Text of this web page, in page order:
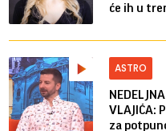
će ih u
ASTRO
VLAJIĆA:
za